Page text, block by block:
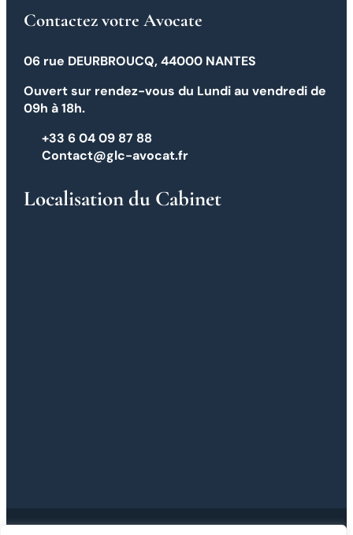
Contactez votre Avocate
06 rue DEURBROUCQ, 44000 NANTES
Ouvert sur rendez-vous du Lundi au vendredi de
09h à 18h.
+33 6 04 09 87 88
Contact@glc-avocat.fr
Localisation du Cabinet